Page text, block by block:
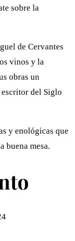
sobre la
de Cervantes
vinos y la
obras un
del Siglo
y enológicas que
buena mesa.